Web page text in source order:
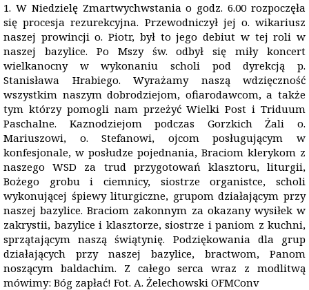
1. W Niedzielę Zmartwychwstania o godz. 6.00 rozpoczęła
się procesja rezurekcyjna. Przewodniczył jej o. wikariusz
naszej prowincji o. Piotr, był to jego debiut w tej roli w
naszej bazylice. Po Mszy św. odbył się miły koncert
wielkanocny w wykonaniu scholi pod dyrekcją p.
Stanisława Hrabiego. Wyrażamy naszą wdzięczność
wszystkim naszym dobrodziejom, ofiarodawcom, a także
tym którzy pomogli nam przeżyć Wielki Post i Triduum
Paschalne. Kaznodziejom podczas Gorzkich Żali o.
Mariuszowi, o. Stefanowi, ojcom posługującym w
konfesjonale, w posłudze pojednania, Braciom klerykom z
naszego WSD za trud przygotowań klasztoru, liturgii,
Bożego grobu i ciemnicy, siostrze organistce, scholi
wykonującej śpiewy liturgiczne, grupom działającym przy
naszej bazylice. Braciom zakonnym za okazany wysiłek w
zakrystii, bazylice i klasztorze, siostrze i paniom z kuchni,
sprzątającym naszą świątynię. Podziękowania dla grup
działających przy naszej bazylice, bractwom, Panom
noszącym baldachim. Z całego serca wraz z modlitwą
mówimy: Bóg zapłać! Fot. A. Żelechowski OFMConv